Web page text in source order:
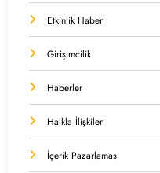
Etkinlik Haber
Girişimcilik
Haberler
Halkla İlişkiler
İçerik Pazarlaması